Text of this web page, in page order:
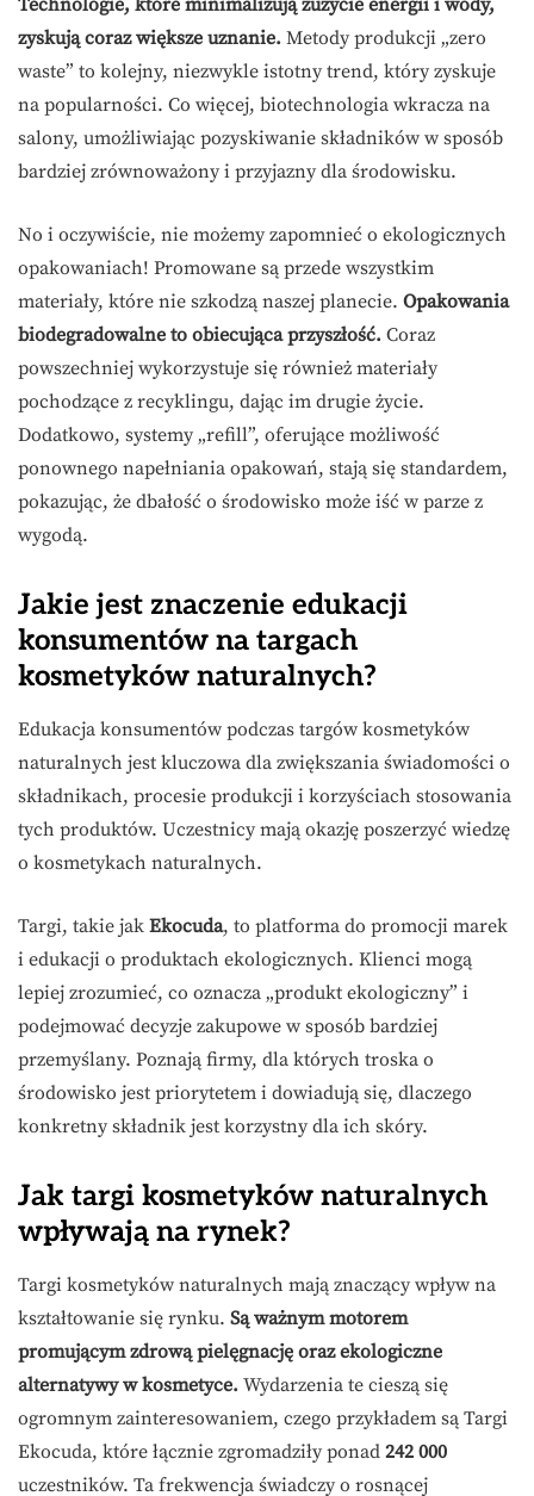
Technologie, które minimalizują zużycie energii i wody,
zyskują coraz większe uznanie. Metody produkcji „zero
waste” to kolejny, niezwykle istotny trend, który zyskuje
na popularności. Co więcej, biotechnologia wkracza na
salony, umożliwiając pozyskiwanie składników w sposób
bardziej zrównoważony i przyjazny dla środowisku.
No i oczywiście, nie możemy zapomnieć o ekologicznych
opakowaniach! Promowane są przede wszystkim
materiały, które nie szkodzą naszej planecie. Opakowania
biodegradowalne to obiecująca przyszłość. Coraz
powszechniej wykorzystuje się również materiały
pochodzące z recyklingu, dając im drugie życie.
Dodatkowo, systemy „refill”, oferujące możliwość
ponownego napełniania opakowań, stają się standardem,
pokazując, że dbałość o środowisko może iść w parze z
wygodą.
Jakie jest znaczenie edukacji
konsumentów na targach
kosmetyków naturalnych?
Edukacja konsumentów podczas targów kosmetyków
naturalnych jest kluczowa dla zwiększania świadomości o
składnikach, procesie produkcji i korzyściach stosowania
tych produktów. Uczestnicy mają okazję poszerzyć wiedzę
o kosmetykach naturalnych.
Targi, takie jak Ekocuda, to platforma do promocji marek
i edukacji o produktach ekologicznych. Klienci mogą
lepiej zrozumieć, co oznacza „produkt ekologiczny” i
podejmować decyzje zakupowe w sposób bardziej
przemyślany. Poznają firmy, dla których troska o
środowisko jest priorytetem i dowiadują się, dlaczego
konkretny składnik jest korzystny dla ich skóry.
Jak targi kosmetyków naturalnych
wpływają na rynek?
Targi kosmetyków naturalnych mają znaczący wpływ na
kształtowanie się rynku. Są ważnym motorem
promującym zdrową pielęgnację oraz ekologiczne
alternatywy w kosmetyce. Wydarzenia te cieszą się
ogromnym zainteresowaniem, czego przykładem są Targi
Ekocuda, które łącznie zgromadziły ponad 242 000
uczestników. Ta frekwencja świadczy o rosnącej